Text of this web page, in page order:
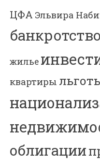
ЦФА Эльвира
банкротство
жилье
квартиры
облигации